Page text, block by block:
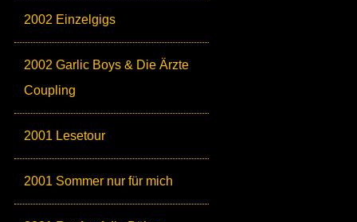
2002 Einzelgigs
2002 Garlic Boys & Die Ärzte
Coupling
2001 Lesetour
2001 Sommer nur für mich